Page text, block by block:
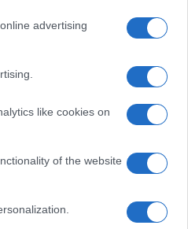
advertising
like cookies on
of the website
in un
ha
e di
attendere: